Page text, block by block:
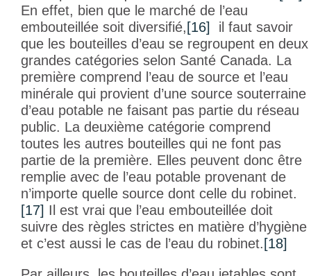
En effet, bien que le marché de l’eau
embouteillée soit diversifié,[16] il faut savoir
que les bouteilles d’eau se regroupent en deux
grandes catégories selon Santé Canada. La
première comprend l’eau de source et l’eau
minérale qui provient d’une source souterraine
d’eau potable ne faisant pas partie du réseau
public. La deuxième catégorie comprend
toutes les autres bouteilles qui ne font pas
partie de la première. Elles peuvent donc être
remplie avec de l’eau potable provenant de
n’importe quelle source dont celle du robinet.
[17] Il est vrai que l’eau embouteillée doit
suivre des règles strictes en matière d’hygiène
et c’est aussi le cas de l’eau du robinet.[18]